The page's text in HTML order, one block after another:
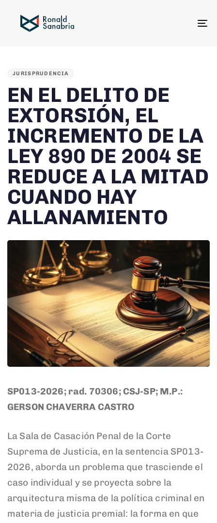
JURISPRUDENCIA
EN EL DELITO DE
EXTORSIÓN, EL
INCREMENTO DE LA
LEY 890 DE 2004 SE
REDUCE A LA MITAD
CUANDO HAY
ALLANAMIENTO
SP013-2026; rad. 70306; CSJ-SP; M.P.:
GERSON CHAVERRA CASTRO
La Sala de Casación Penal de la Corte
Suprema de Justicia, en la sentencia SP013-
2026, aborda un problema que trasciende el
caso individual y se proyecta sobre la
arquitectura misma de la política criminal en
materia de justicia premial: la forma en que